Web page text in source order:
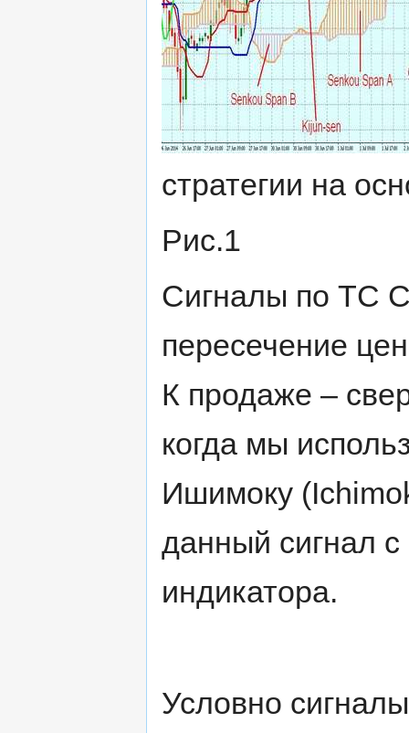
стратегии на
Рис.1
Сигналы по ТС
пересечение
К продаже –
когда мы
Ишимоку
данный сигнал
индикатора.
Условно